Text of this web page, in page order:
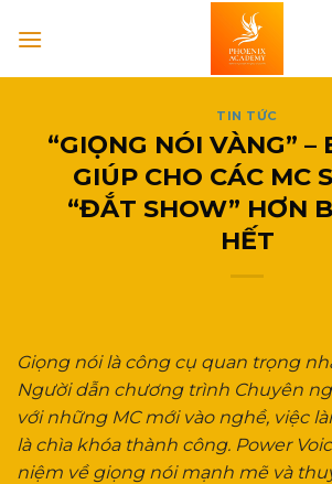
TIN TỨC
“GIỌNG NÓI VÀNG” –
GIÚP CHO CÁC MC
“ĐẮT SHOW” HƠN
HẾT
Giọng nói là công cụ quan trọng
Người dẫn chương trình Chuyên
với những MC mới vào nghề, việc
là chìa khóa thành công. Power
niệm về giọng nói mạnh mẽ và